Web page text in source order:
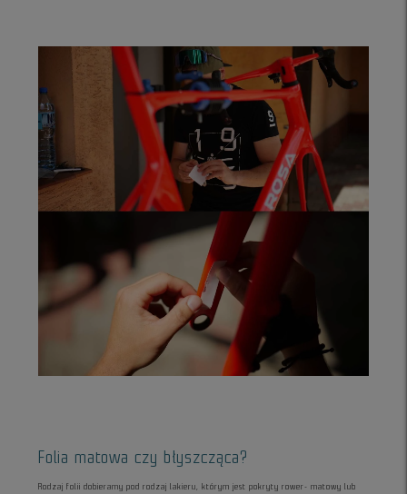
Folia matowa czy błyszcząca?
Rodzaj folii dobieramy pod rodzaj lakieru, którym jest pokryty rower- matowy lub